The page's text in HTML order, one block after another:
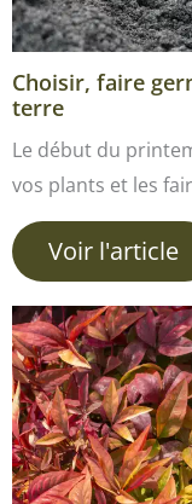
Choisir, faire
terre
Le début du
vos plants et les
Voir l'article